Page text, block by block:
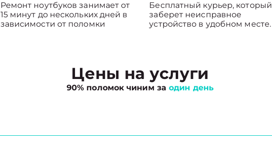
Ремонт ноутбуков занимает от
15 минут до нескольких дней в
зависимости от поломки
Бесплатный курьер, который
заберет неисправное
устройство в удобном месте.
Цены на услуги
90% поломок чиним заодин день